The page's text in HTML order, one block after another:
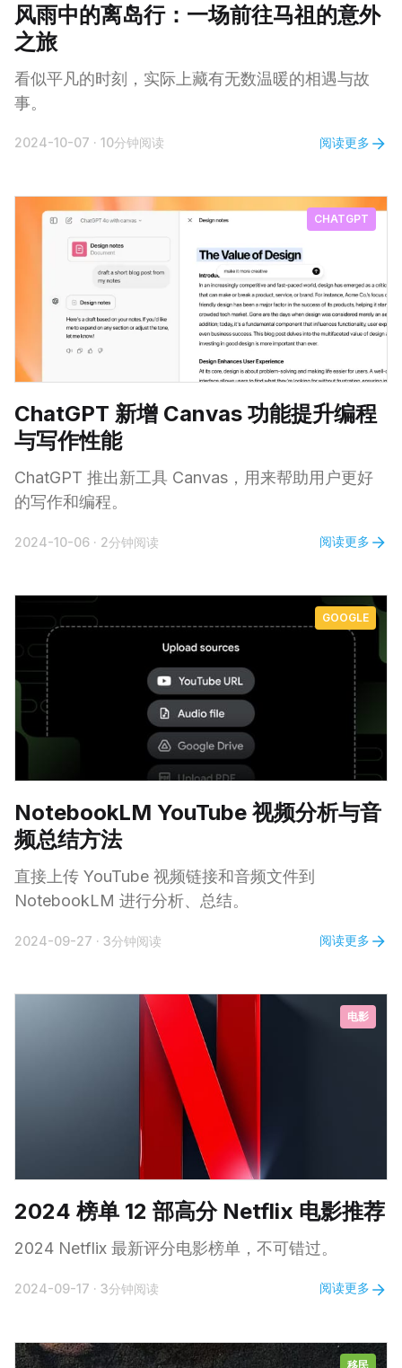
风雨中的离岛行：一场前往马祖的意外
之旅
看似平凡的时刻，实际上藏有无数温暖的相遇与故
事。
2024-10-07 · 10分钟阅读 阅读更多
CHATGPT
ChatGPT 新增 Canvas 功能提升编程
与写作性能
ChatGPT 推出新工具 Canvas，用来帮助用户更好
的写作和编程。
2024-10-06 · 2分钟阅读 阅读更多
GOOGLE
NotebookLM YouTube 视频分析与音
频总结方法
直接上传 YouTube 视频链接和音频文件到
NotebookLM 进行分析、总结。
2024-09-27 · 3分钟阅读 阅读更多
电影
2024 榜单 12 部高分 Netflix 电影推荐
2024 Netflix 最新评分电影榜单，不可错过。
2024-09-17 · 3分钟阅读 阅读更多
移民